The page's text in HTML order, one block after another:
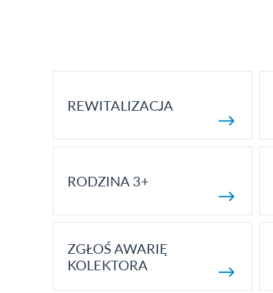
REWITALIZACJA
RODZINA 3+
ZGŁOŚ AWARIĘ
KOLEKTORA